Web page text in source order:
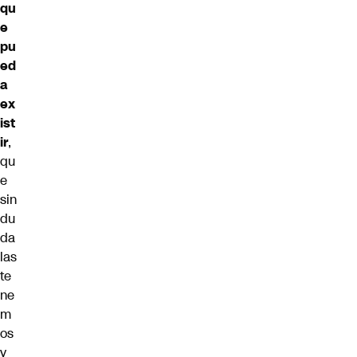
qu
e
pu
ed
a
ex
ist
ir,
qu
e
sin
du
da
las
te
ne
m
os
y